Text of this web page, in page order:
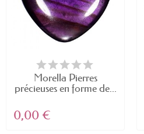
Morella Pierres
précieuses en forme de...
0,00 €